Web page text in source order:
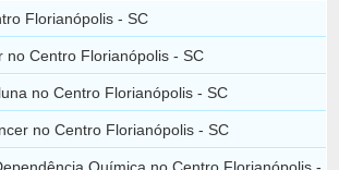
Florianópolis - SC
no Centro Florianópolis - SC
no Centro Florianópolis - SC
no Centro Florianópolis - SC
Química no Centro Florianópolis -